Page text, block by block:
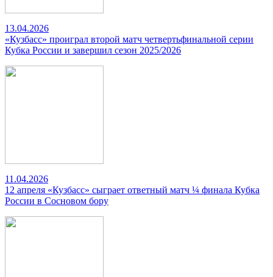
13.04.2026
«Кузбасс» проиграл второй матч четвертьфинальной серии
Кубка России и завершил сезон 2025/2026
11.04.2026
12 апреля «Кузбасс» сыграет ответный матч ¼ финала Кубка
России в Сосновом бору